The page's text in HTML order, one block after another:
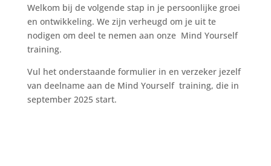
Welkom bij de volgende stap in je persoonlijke groei
en ontwikkeling. We zijn verheugd om je uit te
nodigen om deel te nemen aan onze Mind Yourself
training.
Vul het onderstaande formulier in en verzeker jezelf
van deelname aan de Mind Yourself training, die in
september 2025 start.